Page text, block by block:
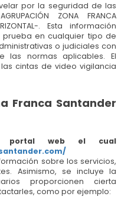
por la seguridad de las
ZONA FRANCA
. Esta información
en cualquier tipo de
o judiciales con
las normas aplicables. El
cintas de video vigilancia
Franca Santander
web el cual
sobre los servicios,
Asimismo, se incluye la
proporcionen cierta
como por ejemplo: